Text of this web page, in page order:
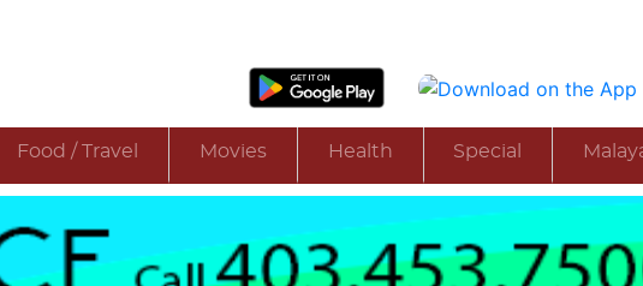
Food / Travel Movies Health Special